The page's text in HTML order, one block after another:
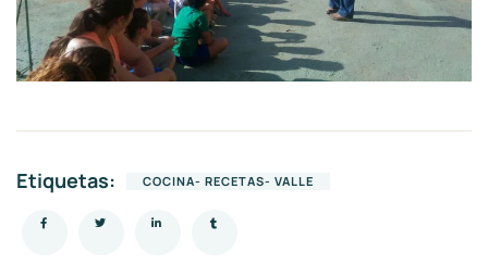
Etiquetas: COCINA- RECETAS- VALLE